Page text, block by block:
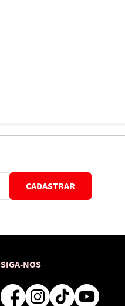
CADASTRAR
SIGA-NOS